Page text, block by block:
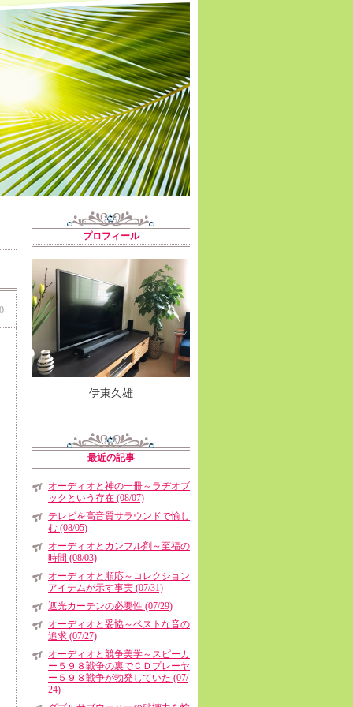
プロフィール
伊東久雄
最近の記事
オーディオと神の一冊～ラヂオブ
ックという存在 (08/07)
テレビを高音質サラウンドで愉し
む (08/05)
オーディオとカンフル剤～至福の
時間 (08/03)
オーディオと順応～コレクション
アイテムが示す事実 (07/31)
遮光カーテンの必要性 (07/29)
オーディオと妥協～ベストな音の
追求 (07/27)
オーディオと競争美学～スピーカ
ー５９８戦争の裏でＣＤプレーヤ
ー５９８戦争が勃発していた (07/
24)